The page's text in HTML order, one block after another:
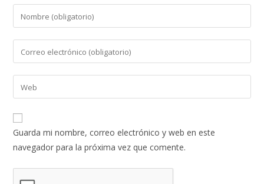
Introduce
tu
nombre
de
usuario
para
comentar
tu
dirección
de
electrónico
para
comentar
Introduce
la
URL
de
(opcional)
Guarda mi nombre, correo electrónico y web en este
navegador para la próxima vez que comente.